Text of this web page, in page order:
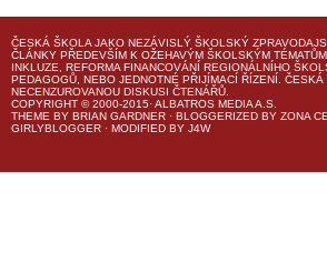
ČESKÁ ŠKOLA JAKO NEZÁVISLÝ ŠKOLSKÝ
ČLÁNKY PŘEDEVŠÍM K OŽEHAVÝM ŠKOLSKÝM
INKLUZE, REFORMA FINANCOVÁNÍ REGIONÁLNÍHO
PEDAGOGŮ, NEBO JEDNOTNÉ PŘIJÍMACÍ ŘÍZENÍ. ČESKÁ
NECENZUROVANOU DISKUSI ČTENÁŘŮ.
COPYRIGHT © 2000-2015· ALBATROS MEDIA A.S.
THEME BY BRIAN GARDNER · BLOGGERIZED BY ZONA
GIRLYBLOGGER · MODIFIED BY J4W